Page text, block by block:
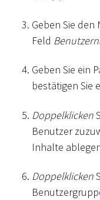
Geben Sie
Feld
Geben Sie ein
bestätigen Sie
Doppelklicken
Benutzer
Inhalte
Doppelklicken